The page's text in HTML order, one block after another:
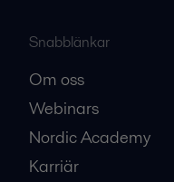
Snabblänkar
Om oss
Webinars
Nordic Academy
Karriär